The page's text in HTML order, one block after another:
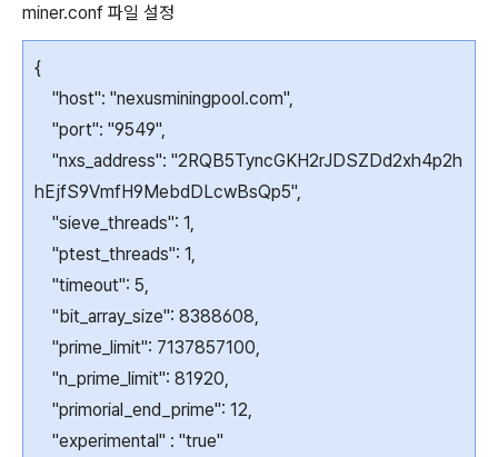
miner.conf 파일 설정
{
"host": "nexusminingpool.com",
"port": "9549",
"nxs_address": "2RQB5TyncGKH2rJDSZDd2xh4p2h
hEjfS9VmfH9MebdDLcwBsQp5",
"sieve_threads": 1,
"ptest_threads": 1,
"timeout": 5,
"bit_array_size": 8388608,
"prime_limit": 7137857100,
"n_prime_limit": 81920,
"primorial_end_prime": 12,
"experimental" : "true"